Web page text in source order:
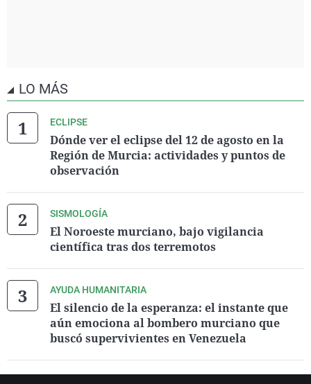
LO MÁS
ECLIPSE
Dónde ver el eclipse del 12 de agosto en la
Región de Murcia: actividades y puntos de
observación
SISMOLOGÍA
El Noroeste murciano, bajo vigilancia
científica tras dos terremotos
AYUDA HUMANITARIA
El silencio de la esperanza: el instante que
aún emociona al bombero murciano que
buscó supervivientes en Venezuela